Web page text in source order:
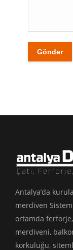
Gönder
Antalya’da
merdiven
ortamda ferforje,
merdiveni,
korkuluğu,